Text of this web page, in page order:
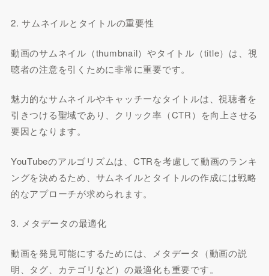
2. サムネイルとタイトルの重要性
動画のサムネイル（thumbnail）やタイトル（title）は、視
聴者の注意を引くために非常に重要です。
魅力的なサムネイルやキャッチーなタイトルは、視聴者を
引きつける聖域であり、クリック率（CTR）を向上させる
要因となります。
YouTubeのアルゴリズムは、CTRを考慮して動画のランキ
ングを決めるため、サムネイルとタイトルの作成には戦略
的なアプローチが求められます。
3. メタデータの最適化
動画を発見可能にするためには、メタデータ（動画の説
明、タグ、カテゴリなど）の最適化も重要です。